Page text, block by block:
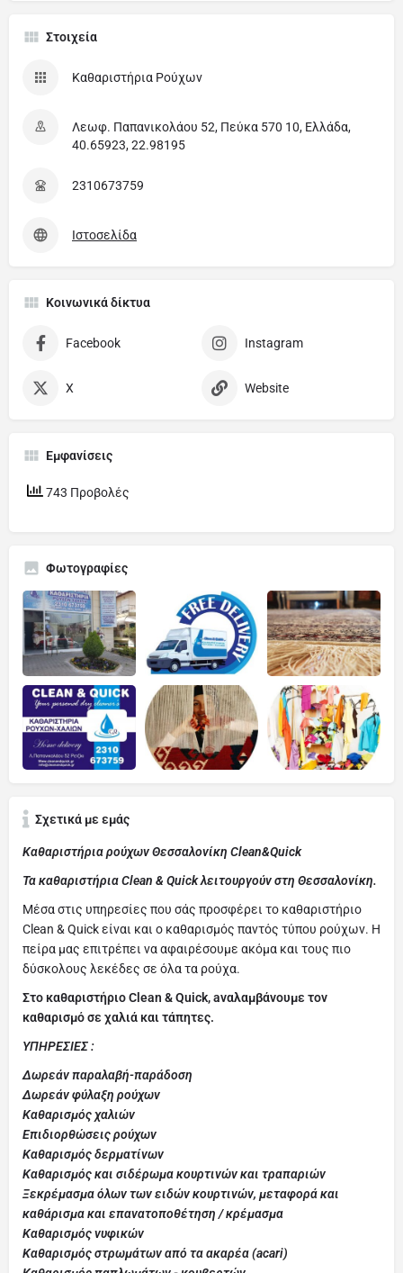
Στοιχεία
Καθαριστήρια Ρούχων
Λεωφ. Παπανικολάου 52, Πεύκα 570 10, Ελλάδα,
40.65923, 22.98195
2310673759
Ιστοσελίδα
Κοινωνικά δίκτυα
Facebook Instagram
X Website
Εμφανίσεις
743 Προβολές
Φωτογραφίες
Σχετικά με εμάς
Καθαριστήρια ρούχων Θεσσαλονίκη Clean&Quick
Τα καθαριστήρια Clean & Quick λειτουργούν στη Θεσσαλονίκη.
Μέσα στις υπηρεσίες που σάς προσφέρει το καθαριστήριο
Clean & Quick είναι και ο καθαρισμός παντός τύπου ρούχων. Η
πείρα μας επιτρέπει να αφαιρέσουμε ακόμα και τους πιο
δύσκολους λεκέδες σε όλα τα ρούχα.
Στο καθαριστήριο Clean & Quick, aναλαμβάνουμε τον
καθαρισμό σε χαλιά και τάπητες.
ΥΠΗΡΕΣΙΕΣ :
Δωρεάν παραλαβή-παράδοση
Δωρεάν φύλαξη ρούχων
Καθαρισμός χαλιών
Επιδιορθώσεις ρούχων
Καθαρισμός δερματίνων
Καθαρισμός και σιδέρωμα κουρτινών και τραπαριών
Ξεκρέμασμα όλων των ειδών κουρτινών, μεταφορά και
καθάρισμα και επανατοποθέτηση / κρέμασμα
Καθαρισμός νυφικών
Καθαρισμός στρωμάτων από τα ακαρέα (acari)